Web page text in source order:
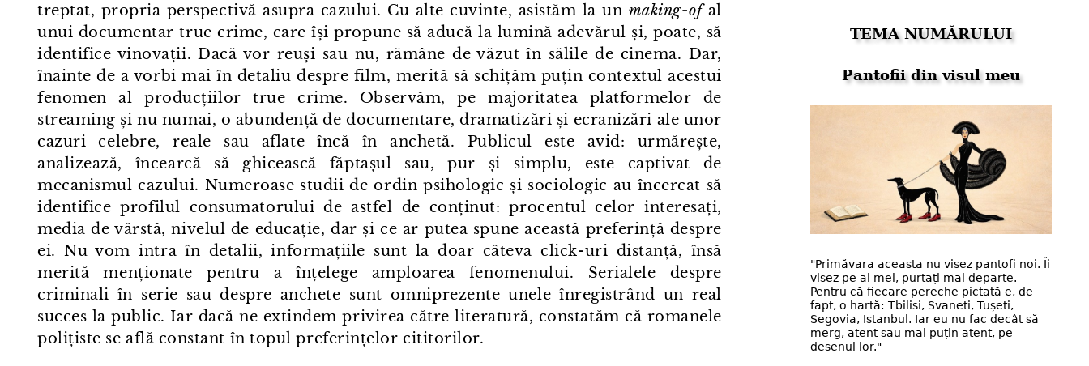
treptat, propria perspectivă asupra cazului. Cu alte cuvinte, asistăm la un making⁠-⁠ofal
unui documentar true crime, care își propune să aducă la lumină adevărul și, poate, să
identifice vinovații. Dacă vor reuși sau nu, rămâne de văzut în sălile de cinema. Dar,
înainte de a vorbi mai în detaliu despre film, merită să schițăm puțin contextul acestui
fenomen al producțiilor true crime. Observăm, pe majoritatea platformelor de
streaming și nu numai, o abundență de documentare, dramatizări și ecranizări ale unor
cazuri celebre, reale sau aflate încă în anchetă. Publicul este avid: urmărește,
analizează, încearcă să ghicească făptașul sau, pur și simplu, este captivat de
mecanismul cazului. Numeroase studii de ordin psihologic și sociologic au încercat să
identifice profilul consumatorului de astfel de conținut: procentul celor interesați,
media de vârstă, nivelul de educație, dar și ce ar putea spune această preferință despre
ei. Nu vom intra în detalii, informațiile sunt la doar câteva click⁠-⁠uri distanță, însă
merită menționate pentru a înțelege amploarea fenomenului. Serialele despre
criminali în serie sau despre anchete sunt omniprezente unele înregistrând un real
succes la public. Iar dacă ne extindem privirea către literatură, constatăm că romanele
polițiste se află constant în topul preferințelor cititorilor.
TEMA NUMĂRULUI
Pantofii din visul meu
"Primăvara aceasta nu visez pantofi noi. Îi
visez pe ai mei, purtați mai departe.
Pentru că fiecare pereche pictată e, de
fapt, o hartă: Tbilisi, Svaneti, Tușeti,
Segovia, Istanbul. Iar eu nu fac decât să
merg, atent sau mai puțin atent, pe
desenul lor."